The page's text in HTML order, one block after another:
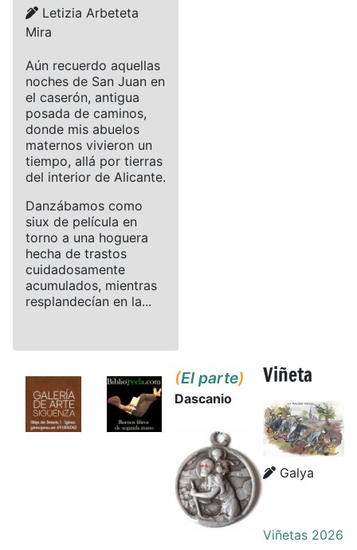
Details
Letizia Arbeteta
Mira
Aún recuerdo aquellas
noches de San Juan en
el caserón, antigua
posada de caminos,
donde mis abuelos
maternos vivieron un
tiempo, allá por tierras
del interior de Alicante.
Danzábamos como
siux de película en
torno a una hoguera
hecha de trastos
cuidadosamente
acumulados, mientras
resplandecían en la...
(El parte)
Dascanio
Viñeta
Details
Details
Galya
Viñetas 2026